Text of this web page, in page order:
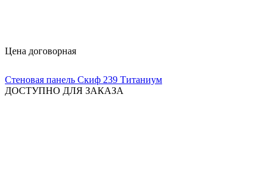
Цена договорная
Стеновая панель Скиф 239 Титаниум
ДОСТУПНО ДЛЯ ЗАКАЗА